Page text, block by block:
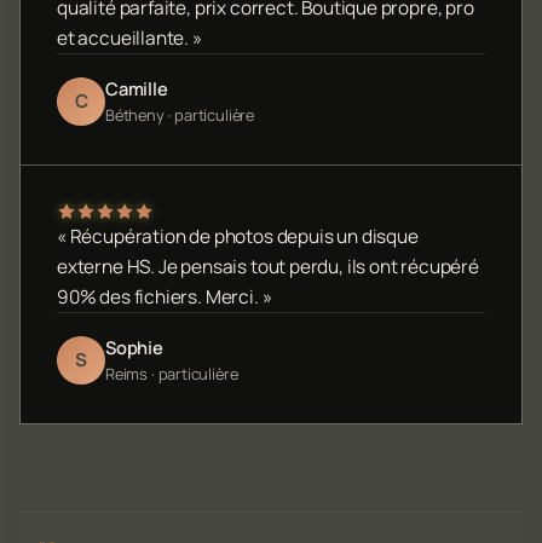
qualité parfaite, prix correct. Boutique propre, pro
et accueillante. »
C Camille
Bétheny · particulière
« Récupération de photos depuis un disque
externe HS. Je pensais tout perdu, ils ont récupéré
90% des fichiers. Merci. »
S Sophie
Reims · particulière